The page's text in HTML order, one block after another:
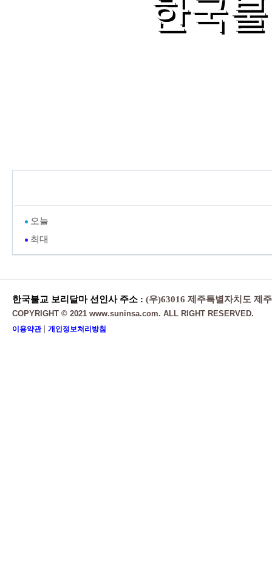
한국
오늘
최대
한국불교 보리달마 선인사 주소 : (우)63016 제주특별자치도 제
COPYRIGHT © 2021 www.suninsa.com. ALL RIGHT RESERVED.
이용약관| 개인정보처리방침